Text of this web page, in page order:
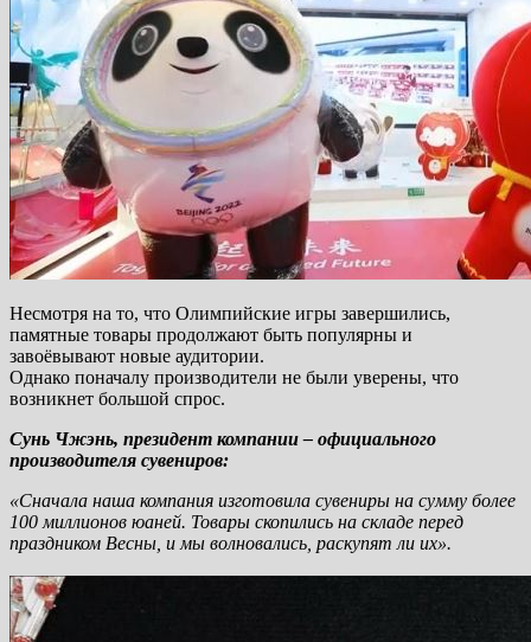
Несмотря на то, что Олимпийские игры завершились,
памятные товары продолжают быть популярны и
завоёвывают новые аудитории.
Однако поначалу производители не были уверены, что
возникнет большой спрос.
Сунь Чжэнь, президент компании – официального
производителя сувениров:
«Сначала наша компания изготовила сувениры на сумму более
100 миллионов юаней. Товары скопились на складе перед
праздником Весны, и мы волновались, раскупят ли их».